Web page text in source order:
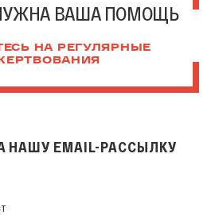
ВАША ПОМОЩЬ
НА РЕГУЛЯРНЫЕ
EMAIL-РАССЫЛКУ
рассылку